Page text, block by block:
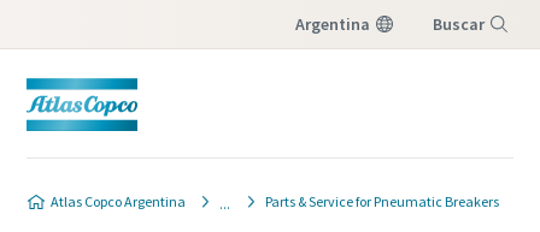
Argentina Buscar
Atlas Copco Argentina Parts & Service for Pneumatic Breakers